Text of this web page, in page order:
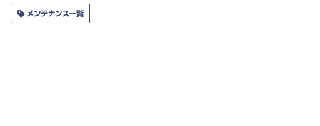
メンテナンス一覧